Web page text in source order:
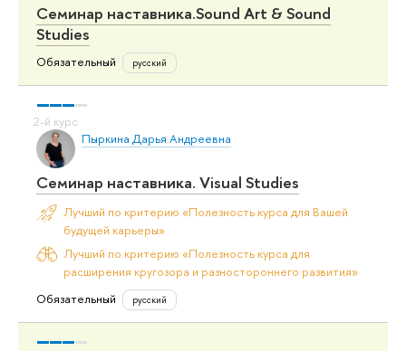
Семинар наставника.Sound Art & Sound
Studies
Обязательный русский
Пыркина Дарья Андреевна
Семинар наставника. Visual Studies
Лучший по критерию «Полезность курса для Вашей
будущей карьеры»
Лучший по критерию «Полезность курса для
расширения кругозора и разностороннего развития»
Обязательный
русский